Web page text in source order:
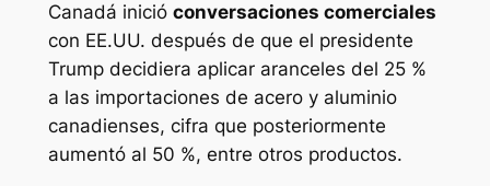
Canadá inició conversaciones comerciales
con EE.UU. después de que el presidente
Trump decidiera aplicar aranceles del 25 %
a las importaciones de acero y aluminio
canadienses, cifra que posteriormente
aumentó al 50 %, entre otros productos.